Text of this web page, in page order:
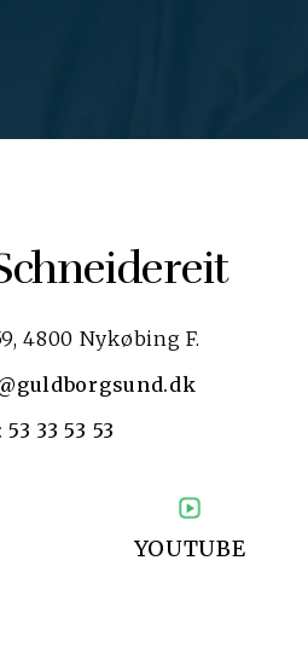
4800 Nykøbing F.
33 53 53
YOUTUBE